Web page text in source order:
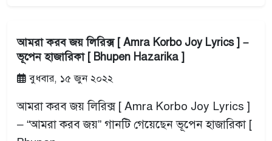
আমরা করব জয় লিরিক্স [ Amra Korbo Joy Lyrics ] –
ভূপেন হাজারিকা [ Bhupen Hazarika ]
বুধবার, ১৫ জুন ২০২২
আমরা করব জয় লিরিক্স [ Amra Korbo Joy Lyrics ]
– “আমরা করব জয়” গানটি গেয়েছেন ভূপেন হাজারিকা [